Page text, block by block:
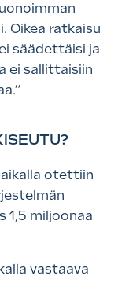
Oikea ratkaisu
säädettäisi ja
ei sallittaisiin
otettiin
1,5 miljoonaa
vastaava